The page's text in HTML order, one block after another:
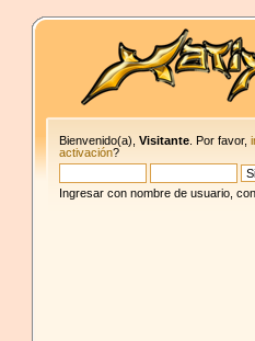
Bienvenido(a),Visitante . Por favor,
activación?
Ingresar con nombre de usuario,